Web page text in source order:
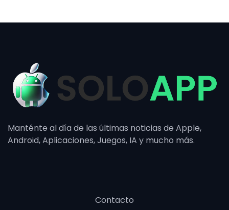
Manténte al día de las últimas noticias de Apple,
Android, Aplicaciones, Juegos, IA y mucho más.
Contacto